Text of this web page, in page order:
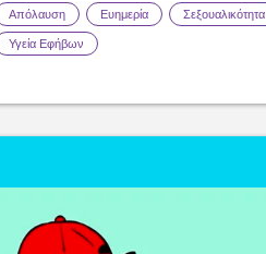
Απόλαυση Ευημερία
Σεξουαλικότητα
Υγεία Εφήβων